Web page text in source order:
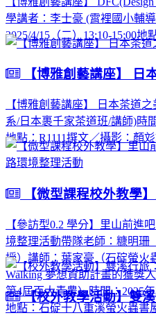
學講者：李士豪 (霄裡國小輔
2025/4/15（二）13:10-15:00
【博雅創藝講座】 日
【博雅創藝講座】 日本茶道
系/日本裹千家茶道班/講師)時
地點：R1111撰文／攝影：顏
【微型課程校外教學】里山前進吧！
【參訪型0.2 學分】里山前進
境整理活動帶隊老師：糠明珊
授）講師：葉家豪（石碇螢火
Walking 夢想資助計畫的獲獎
第4屆百大青農）時間：2025
地點：石碇十八重溪螢火蟲書
【校外教學活動】雙